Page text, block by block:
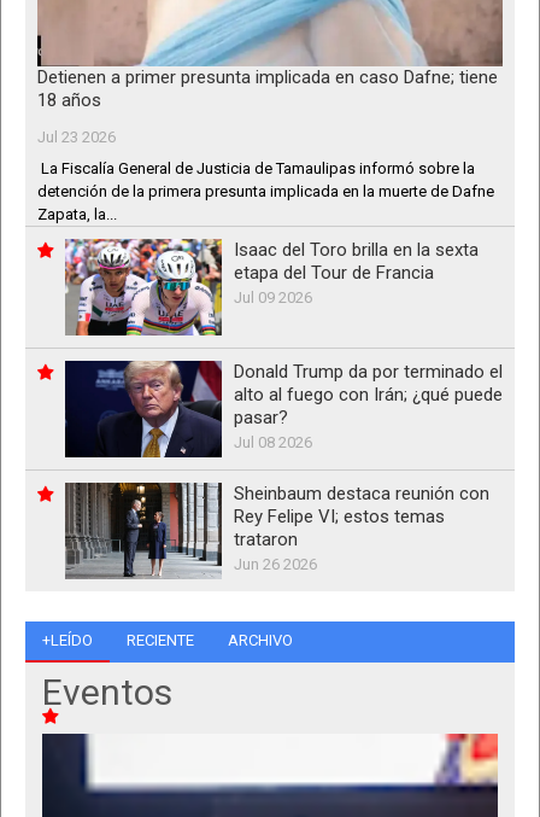
Detienen a primer presunta implicada en caso Dafne; tiene
18 años
Jul 23 2026
La Fiscalía General de Justicia de Tamaulipas informó sobre la
detención de la primera presunta implicada en la muerte de Dafne
Zapata, la...
Isaac del Toro brilla en la sexta
etapa del Tour de Francia
Jul 09 2026
Donald Trump da por terminado el
alto al fuego con Irán; ¿qué puede
pasar?
Jul 08 2026
Sheinbaum destaca reunión con
Rey Felipe VI; estos temas
trataron
Jun 26 2026
+LEÍDO RECIENTE ARCHIVO
Eventos